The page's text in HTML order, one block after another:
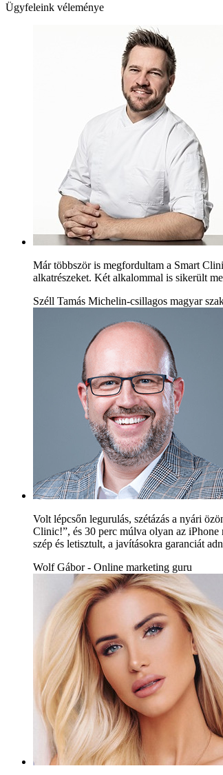
Ügyfeleink véleménye
Már többször is megfordultam a Smart
alkatrészeket. Két alkalommal is sikerült
Széll Tamás Michelin-csillagos magyar
Volt lépcsőn legurulás, szétázás a nyári
Clinic!”, és 30 perc múlva olyan az
szép és letisztult, a javításokra garanciát
Wolf Gábor - Online marketing guru